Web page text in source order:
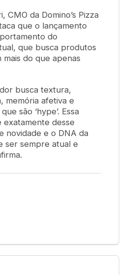
CMO da Domino’s Pizza
que o lançamento
do
que busca produtos
do que apenas
busca textura,
memória afetiva e
são ‘hype’. Essa
exatamente desse
novidade e o DNA da
ser sempre atual e